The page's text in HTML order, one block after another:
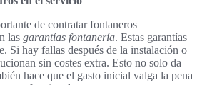
de contratar fontaneros
las garantías fontanería. Estas garantías
Si hay fallas después de la instalación o
sin costes extra. Esto no solo da
hace que el gasto inicial valga la pena